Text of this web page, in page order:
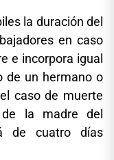
la duración del
en caso
e incorpora igual
de un hermano o
caso de muerte
la madre del
de cuatro días